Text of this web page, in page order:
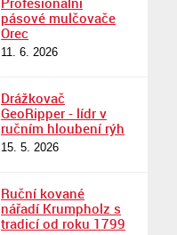
pásové mulčovače
Orec
11. 6. 2026
Drážkovač
GeoRipper - lídr v
ručním hloubení rýh
15. 5. 2026
Ruční kované
nářadí Krumpholz s
tradicí od roku 1799